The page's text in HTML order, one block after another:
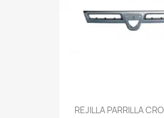
REJILLA PARRILLA